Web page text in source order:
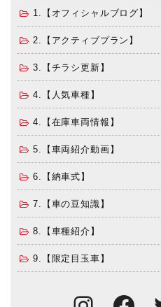
1.【オフィシャルブログ】
2.【アクティブプラン】
3.【チラシ更新】
4.【人気車種】
4.【在庫車両情報】
5.【車両紹介動画】
6.【納車式】
7.【車の豆知識】
8.【車種紹介】
9.【限定目玉車】